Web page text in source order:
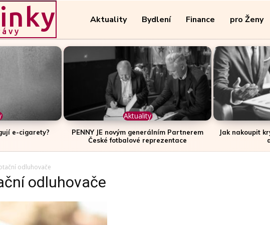
Aktuality Bydlení Finance pro Ženy
e-cigarety?
Aktuality
PENNY JE novým generálním Partnerem
České fotbalové reprezentace
Jak nakoupit
odluhovače
odluhovače